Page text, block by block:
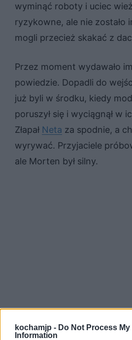
kochamjp - Do Not Process My
Information
wyminąć roboty i uciec
ryzykowne, ale nie zostało
mogli przecież skakać z
Przez moment wydawało
powiedzie. Dopadli do
już byli w środku, kiedy
poruszył się i wyciągnął w
Złapał Neta za spodnie, a
wyrywać. Przyjaciele
ale Morten był silny.